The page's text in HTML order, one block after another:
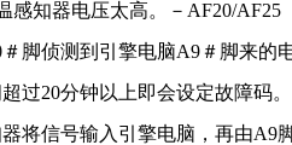
感知器电压太高。－AF20/AF25
脚侦测到引擎电脑A9＃脚来的
间超过20分钟以上即会设定故障码。
将信号输入引擎电脑，再由A9